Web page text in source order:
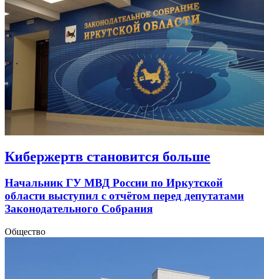
Кибержертв становится больше
Начальник ГУ МВД России по Иркутской
области выступил с отчётом перед депутатами
Законодательного Собрания
Общество